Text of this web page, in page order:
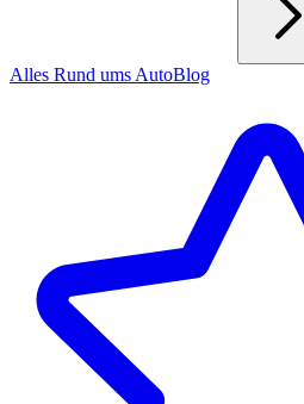
Alles Rund ums AutoBlog